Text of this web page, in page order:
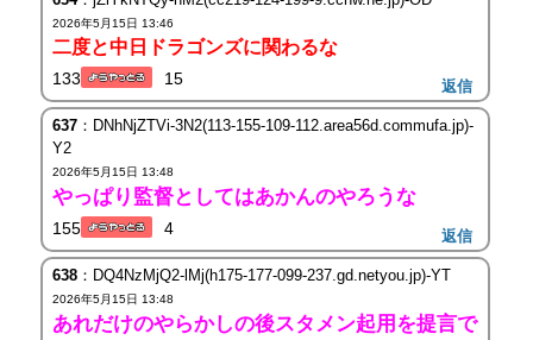
2026年5月15日 13:46
二度と中日ドラゴンズに関わるな
133 15 返信
637：DNhNjZTVi-3N2(113-155-109-112.area56d.commufa.jp)-
Y2
2026年5月15日 13:48
やっぱり監督としてはあかんのやろうな
155 4 返信
638：DQ4NzMjQ2-lMj(h175-177-099-237.gd.netyou.jp)-YT
2026年5月15日 13:48
あれだけのやらかしの後スタメン起用を提言で